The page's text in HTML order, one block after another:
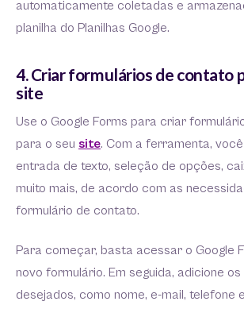
automaticamente coletadas e
planilha do Planilhas Google.
4. Criar formulários de contato
site
Use o Google Forms para criar
para o seu site. Com a ferramenta,
entrada de texto, seleção de opções,
muito mais, de acordo com as
formulário de contato.
Para começar, basta acessar o Google
novo formulário. Em seguida, adicione
desejados, como nome, e-mail, telefone